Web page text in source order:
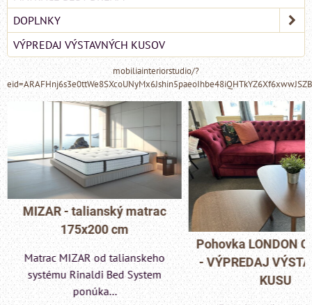
DOPLNKY
VÝPREDAJ VÝSTAVNÝCH KUSOV
mobiliainteriorstudio/?
MIZAR - talianský matrac
175x200 cm
Matrac MIZAR od talianskeho
systému Rinaldi Bed System
ponúka...
Pohovka LONDON
- VÝPREDAJ
KUSU